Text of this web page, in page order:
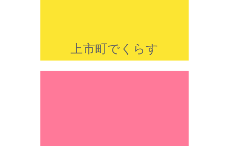
上市町でくらす